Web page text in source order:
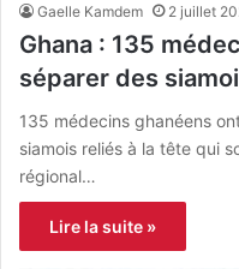
Gaelle Kamdem 2 juillet
Ghana : 135
séparer des
135 médecins ghanéens
siamois reliés à la tête qui
régional…
Lire la suite »